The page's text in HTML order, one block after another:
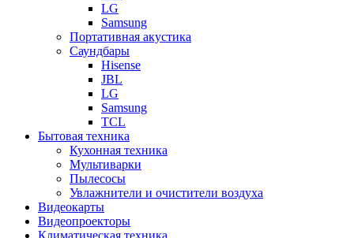
LG
Samsung
Портативная акустика
Саундбары
Hisense
JBL
LG
Samsung
TCL
Бытовая техника
Кухонная техника
Мультиварки
Пылесосы
Увлажнители и очистители воздуха
Видеокарты
Видеопроекторы
Климатическая техника